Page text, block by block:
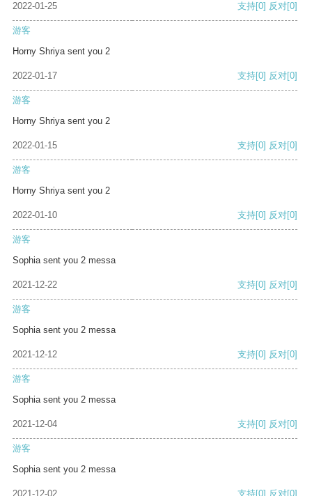
2022-01-25 支持[0] 反对[0]
游客
Horny Shriya sent you 2
2022-01-17 支持[0] 反对[0]
游客
Horny Shriya sent you 2
2022-01-15 支持[0] 反对[0]
游客
Horny Shriya sent you 2
2022-01-10 支持[0] 反对[0]
游客
Sophia sent you 2 messa
2021-12-22 支持[0] 反对[0]
游客
Sophia sent you 2 messa
2021-12-12 支持[0] 反对[0]
游客
Sophia sent you 2 messa
2021-12-04 支持[0] 反对[0]
游客
Sophia sent you 2 messa
2021-12-02 支持[0] 反对[0]